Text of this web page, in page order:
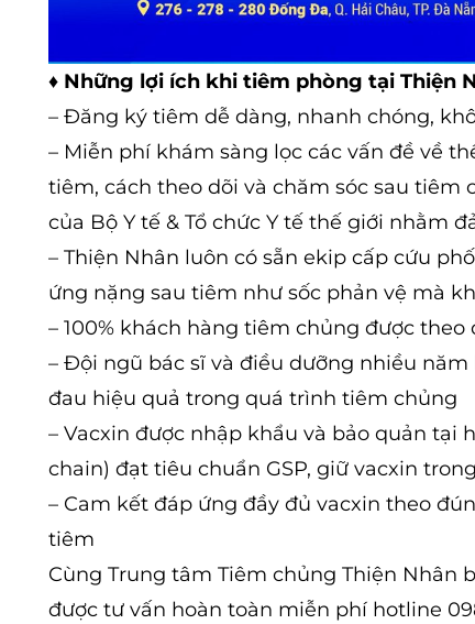
♦ Những lợi ích khi tiêm phòng tại Thiện
– Đăng ký tiêm dễ dàng, nhanh chóng,
– Miễn phí khám sàng lọc các vấn đề về
tiêm, cách theo dõi và chăm sóc sau
của Bộ Y tế & Tổ chức Y tế thế giới nhằm
– Thiện Nhân luôn có sẵn ekip cấp cứu
ứng nặng sau tiêm như sốc phản vệ mà
– 100% khách hàng tiêm chủng được
– Đội ngũ bác sĩ và điều dưỡng nhiều
đau hiệu quả trong quá trình tiêm chủng
– Vacxin được nhập khẩu và bảo quản tại
chain) đạt tiêu chuẩn GSP, giữ vacxin
– Cam kết đáp ứng đầy đủ vacxin theo
tiêm
Cùng Trung tâm Tiêm chủng Thiện Nhân
được tư vấn hoàn toàn miễn phí hotline